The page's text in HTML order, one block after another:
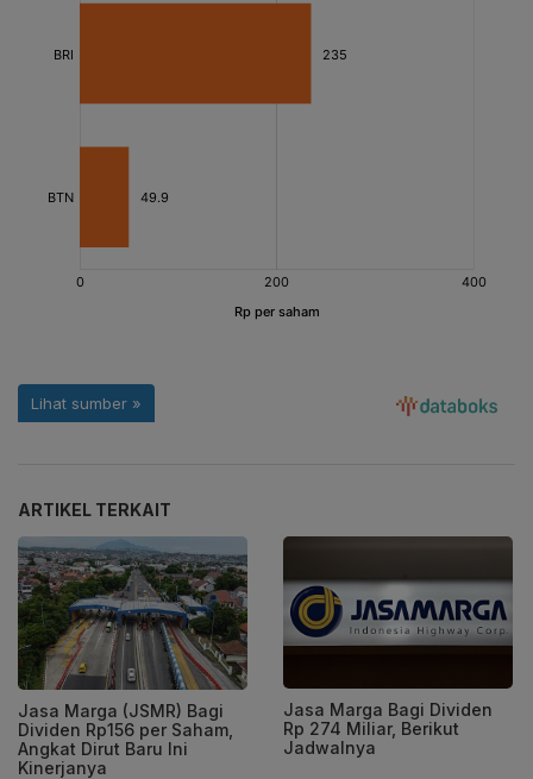
ARTIKEL TERKAIT
Jasa Marga (JSMR) Bagi
Dividen Rp156 per Saham,
Angkat Dirut Baru Ini
Kinerjanya
Jasa Marga Bagi Dividen
Rp 274 Miliar, Berikut
Jadwalnya